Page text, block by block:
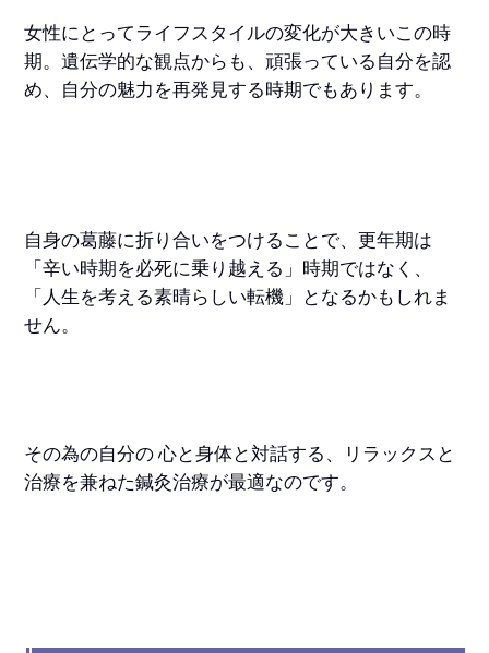
女性にとってライフスタイルの変化が大きいこの時
期。遺伝学的な観点からも、頑張っている自分を認
め、自分の魅力を再発見する時期でもあります。
自身の葛藤に折り合いをつけることで、更年期は
「辛い時期を必死に乗り越える」時期ではなく、
「人生を考える素晴らしい転機」となるかもしれま
せん。
その為の自分の 心と身体と対話する、リラックスと
治療を兼ねた鍼灸治療が最適なのです。